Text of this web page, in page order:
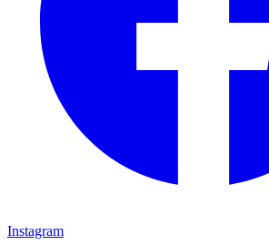
Instagram